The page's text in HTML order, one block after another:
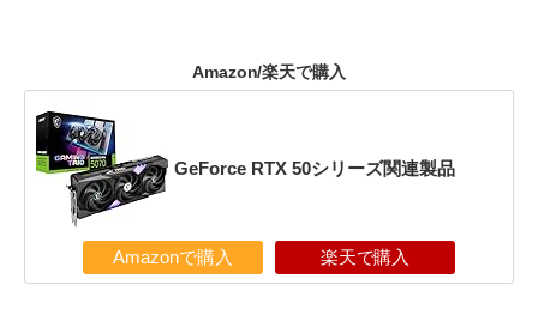
Amazon/楽天で購入
GeForce RTX 50シリーズ関連製品
Amazonで購入 楽天で購入